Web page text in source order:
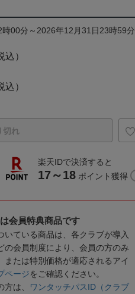
00分～2026年12月31日23時59分
込）
込）
切れ
楽天IDで決済すると
17～18 ポイント獲得
会員特典商品です
いている商品は、各クラブが導入
の会員制度により、会員の方のみ
または特別価格が適応されるアイ
ページをご確認ください。
は、
ワンタッチパスID（クラブ